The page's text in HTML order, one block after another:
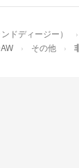
ドディージー）
その他